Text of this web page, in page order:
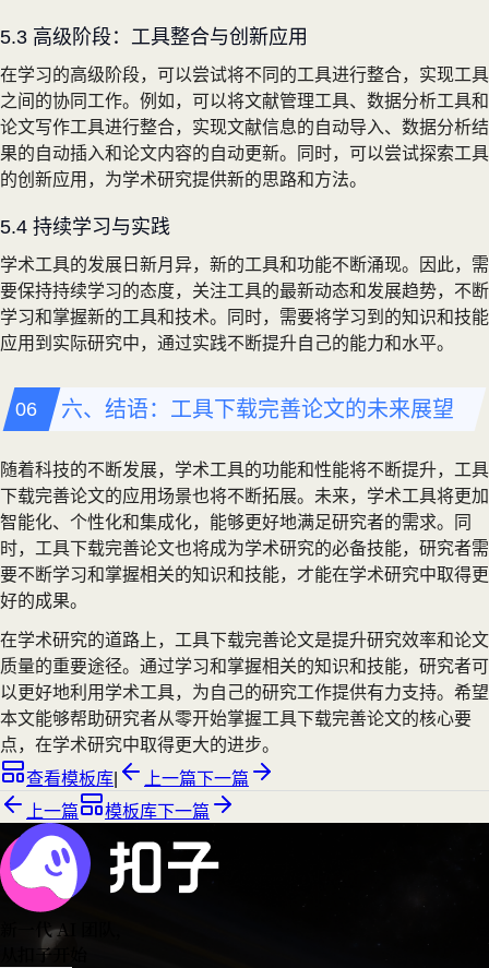
5.3 高级阶段：工具整合与创新应用
在学习的高级阶段，可以尝试将不同的工具进行整合，实现工具
之间的协同工作。例如，可以将文献管理工具、数据分析工具和
论文写作工具进行整合，实现文献信息的自动导入、数据分析结
果的自动插入和论文内容的自动更新。同时，可以尝试探索工具
的创新应用，为学术研究提供新的思路和方法。
5.4 持续学习与实践
学术工具的发展日新月异，新的工具和功能不断涌现。因此，需
要保持持续学习的态度，关注工具的最新动态和发展趋势，不断
学习和掌握新的工具和技术。同时，需要将学习到的知识和技能
应用到实际研究中，通过实践不断提升自己的能力和水平。
六、结语：工具下载完善论文的未来展望
随着科技的不断发展，学术工具的功能和性能将不断提升，工具
下载完善论文的应用场景也将不断拓展。未来，学术工具将更加
智能化、个性化和集成化，能够更好地满足研究者的需求。同
时，工具下载完善论文也将成为学术研究的必备技能，研究者需
要不断学习和掌握相关的知识和技能，才能在学术研究中取得更
好的成果。
在学术研究的道路上，工具下载完善论文是提升研究效率和论文
质量的重要途径。通过学习和掌握相关的知识和技能，研究者可
以更好地利用学术工具，为自己的研究工作提供有力支持。希望
本文能够帮助研究者从零开始掌握工具下载完善论文的核心要
点，在学术研究中取得更大的进步。
查看模板库
上一篇下一篇
上一篇
模板库下一篇
新一代 AI 团队
从扣子开始